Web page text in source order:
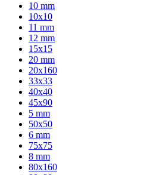
10 mm
10x10
11 mm
12 mm
15x15
20 mm
20х160
33x33
40х40
45x90
5 mm
50x50
6 mm
75х75
8 mm
80x160